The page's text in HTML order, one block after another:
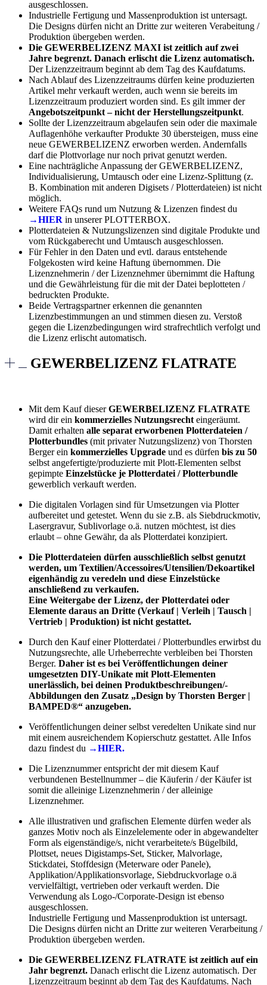
ausgeschlossen.
Industrielle Fertigung und Massenproduktion ist untersagt.
Die Designs dürfen nicht an Dritte zur weiteren Verabeitung /
Produktion übergeben werden.
Die GEWERBELIZENZ MAXI ist zeitlich auf zwei
Jahre begrenzt. Danach erlischt die Lizenz automatisch.
Der Lizenzzeitraum beginnt ab dem Tag des Kaufdatums.
Nach Ablauf des Lizenzzeitraums dürfen keine produzierten
Artikel mehr verkauft werden, auch wenn sie bereits im
Lizenzzeitraum produziert worden sind. Es gilt immer der
Angebotszeitpunkt – nicht der Herstellungszeitpunkt.
Sollte der Lizenzzeitraum abgelaufen sein oder die maximale
Auflagenhöhe verkaufter Produkte 30 übersteigen, muss eine
neue GEWERBELIZENZ erworben werden. Andernfalls
darf die Plottvorlage nur noch privat genutzt werden.
Eine nachträgliche Anpassung der GEWERBELIZENZ,
Individualisierung, Umtausch oder eine Lizenz-Splittung (z.
B. Kombination mit anderen Digisets / Plotterdateien) ist nicht
möglich.
Weitere FAQs rund um Nutzung & Lizenzen findest du
→HIER in unserer PLOTTERBOX.
Plotterdateien & Nutzungslizenzen sind digitale Produkte und
vom Rückgaberecht und Umtausch ausgeschlossen.
Für Fehler in den Daten und evtl. daraus entstehende
Folgekosten wird keine Haftung übernommen. Die
Lizenznehmerin / der Lizenznehmer übernimmt die Haftung
und die Gewährleistung für die mit der Datei beplotteten /
bedruckten Produkte.
Beide Vertragspartner erkennen die genannten
Lizenzbestimmungen an und stimmen diesen zu. Verstoß
gegen die Lizenzbedingungen wird strafrechtlich verfolgt und
die Lizenz erlischt automatisch.
GEWERBELIZENZ FLATRATE
Mit dem Kauf dieserGEWERBELIZENZ FLATRATE
wird dir ein kommerzielles Nutzungsrecht eingeräumt.
Damit erhalten alle separat erworbenen Plotterdateien /
Plotterbundles (mit privater Nutzungslizenz) von Thorsten
Berger ein kommerzielles Upgrade und es dürfen bis zu 50
selbst angefertigte/produzierte mit Plott-Elementen selbst
gepimpte Einzelstücke je Plotterdatei / Plotterbundle
gewerblich verkauft werden.
Die digitalen Vorlagen sind für Umsetzungen via Plotter
aufbereitet und getestet. Wenn du sie z.B. als Siebdruckmotiv,
Lasergravur, Sublivorlage o.ä. nutzen möchtest, ist dies
erlaubt – ohne Gewähr, da als Plotterdatei konzipiert.
Die Plotterdateien dürfen ausschließlich selbst genutzt
werden, um Textilien/Accessoires/Utensilien/Dekoartikel
eigenhändig zu veredeln und diese Einzelstücke
anschließend zu verkaufen.
Eine Weitergabe der Lizenz, der Plotterdatei oder
Elemente daraus an Dritte (Verkauf | Verleih | Tausch |
Vertrieb | Produktion) ist nicht gestattet.
Durch den Kauf einer Plotterdatei / Plotterbundles erwirbst du
Nutzungsrechte, alle Urheberrechte verbleiben bei Thorsten
Berger. Daher ist es bei Veröffentlichungen deiner
umgesetzten DIY-Unikate mit Plott-Elementen
unerlässlich, bei deinen Produktbeschreibungen/-
Abbildungen den Zusatz „Design by Thorsten Berger |
BAMPED®“ anzugeben.
Veröffentlichungen deiner selbst veredelten Unikate sind nur
mit einem ausreichendem Kopierschutz gestattet. Alle Infos
dazu findest du →HIER.
Die Lizenznummer entspricht der mit diesem Kauf
verbundenen Bestellnummer – die Käuferin / der Käufer ist
somit die alleinige Lizenznehmerin / der alleinige
Lizenznehmer.
Alle illustrativen und grafischen Elemente dürfen weder als
ganzes Motiv noch als Einzelelemente oder in abgewandelter
Form als eigenständige/s, nicht verarbeitete/s Bügelbild,
Plottset, neues Digistamps-Set, Sticker, Malvorlage,
Stickdatei, Stoffdesign (Meterware oder Panele),
Applikation/Applikationsvorlage, Siebdruckvorlage o.ä
vervielfältigt, vertrieben oder verkauft werden. Die
Verwendung als Logo-/Corporate-Design ist ebenso
ausgeschlossen.
Industrielle Fertigung und Massenproduktion ist untersagt.
Die Designs dürfen nicht an Dritte zur weiteren Verarbeitung /
Produktion übergeben werden.
Die GEWERBELIZENZ FLATRATE ist zeitlich auf ein
Jahr begrenzt. Danach erlischt die Lizenz automatisch. Der
Lizenzzeitraum beginnt ab dem Tag des Kaufdatums. Nach